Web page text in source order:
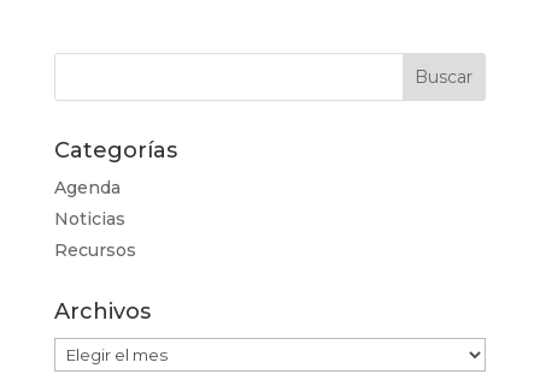
Categorías
Agenda
Noticias
Recursos
Archivos
Archivos